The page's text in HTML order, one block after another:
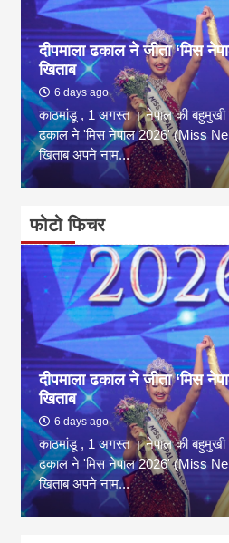
दीपमाला ढकाल ने जीता ‘मिस
खिताब
6 days ago
काठमांडू , 1 अगस्त । नेपाल की बहुमुखी
ढकाल ने 'मिस नेपाल 2026' (Miss
खिताब अपने नाम...
फोटो फिचर
दीपमाला ढकाल ने जीता ‘मिस
खिताब
6 days ago
काठमांडू , 1 अगस्त । नेपाल की बहुमुखी
ढकाल ने 'मिस नेपाल 2026' (Miss
खिताब अपने नाम...